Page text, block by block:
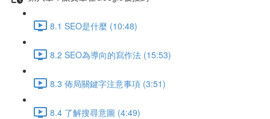
8.1 SEO是什麼 (10:48)
8.2 SEO為導向的寫作法 (15:53)
8.3 佈局關鍵字注意事項 (3:51)
8.4 了解搜尋意圖 (4:49)